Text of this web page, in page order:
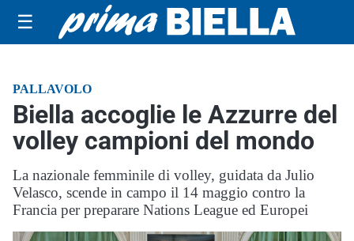
☰
PALLAVOLO
Biella accoglie le Azzurre del
volley campioni del mondo
La nazionale femminile di volley, guidata da Julio
Velasco, scende in campo il 14 maggio contro la
Francia per preparare Nations League ed Europei